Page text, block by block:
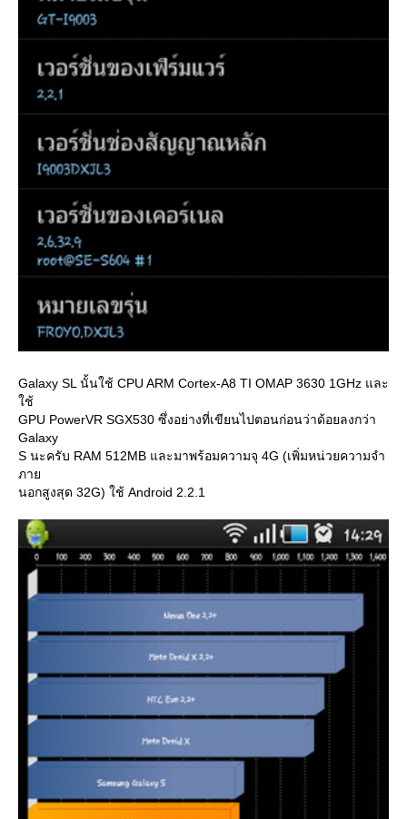
Galaxy SL นั้นใช้ CPU ARM Cortex-A8 TI OMAP 3630 1GHz และ
ช้
GPU PowerVR SGX530 ซึ่งอย่างที่เขียนไปตอนก่อนว่าด้อยลงกว่า
Galaxy
S นะครับ RAM 512MB และมาพร้อมความจุ 4G (เพิ่มหน่วยความจำ
ภา
นอกสูงสุด 32G) ใช้ Android 2.2.1